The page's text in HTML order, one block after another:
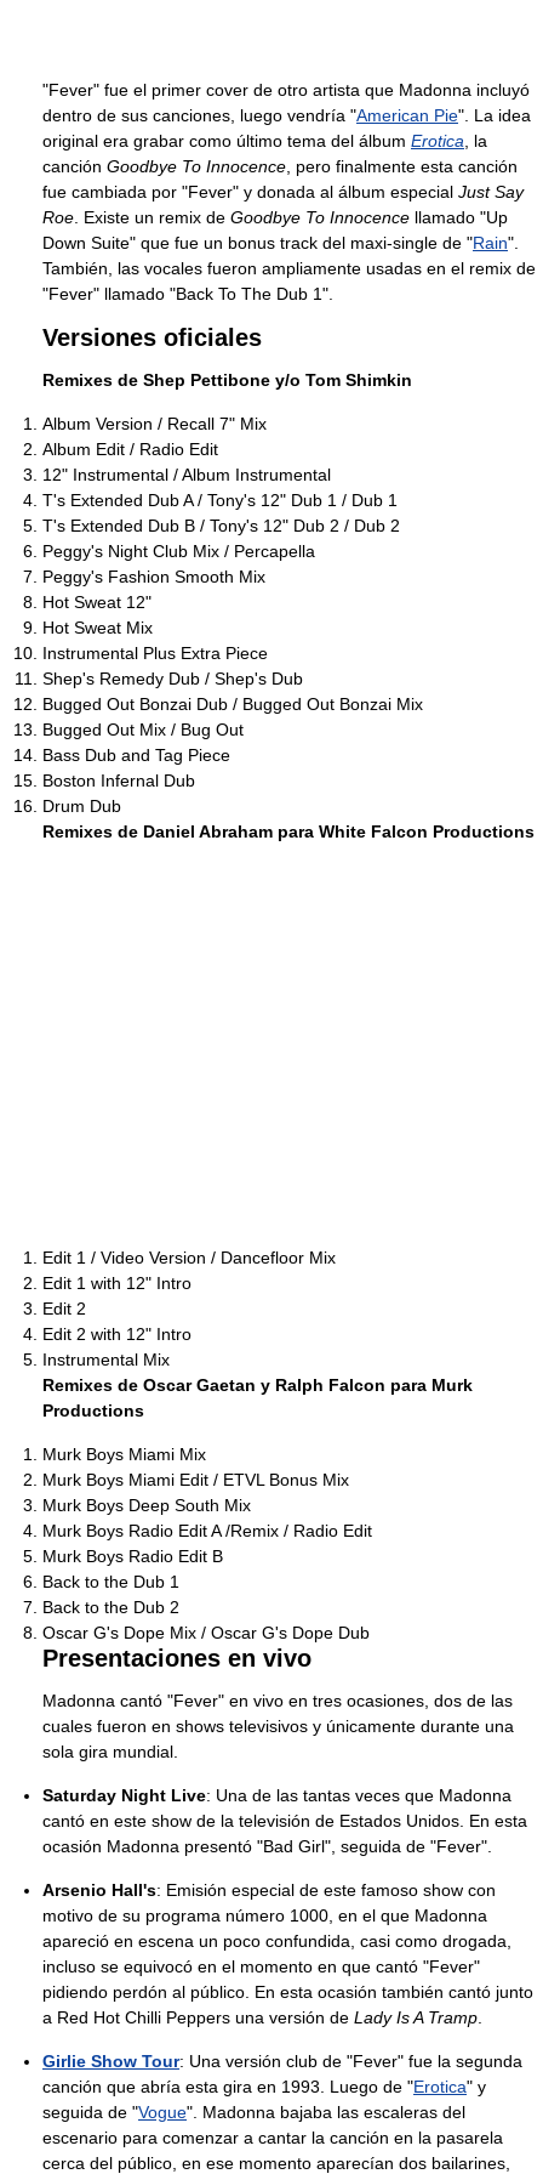
"Fever" fue el primer cover de otro artista que Madonna incluyó
dentro de sus canciones, luego vendría "American Pie". La idea
original era grabar como último tema del álbum Erotica , la
canción Goodbye To Innocence , pero finalmente esta canción
fue cambiada por "Fever" y donada al álbum especial Just Say
Roe . Existe un remix de Goodbye To Innocence llamado "Up
Down Suite" que fue un bonus track del maxi-single de "Rain".
También, las vocales fueron ampliamente usadas en el remix de
"Fever" llamado "Back To The Dub 1".
Versiones oficiales
Remixes de Shep Pettibone y/o Tom Shimkin
Album Version / Recall 7" Mix
Album Edit / Radio Edit
12" Instrumental / Album Instrumental
T's Extended Dub A / Tony's 12" Dub 1 / Dub 1
T's Extended Dub B / Tony's 12" Dub 2 / Dub 2
Peggy's Night Club Mix / Percapella
Peggy's Fashion Smooth Mix
Hot Sweat 12"
Hot Sweat Mix
Instrumental Plus Extra Piece
Shep's Remedy Dub / Shep's Dub
Bugged Out Bonzai Dub / Bugged Out Bonzai Mix
Bugged Out Mix / Bug Out
Bass Dub and Tag Piece
Boston Infernal Dub
Drum Dub
Remixes de Daniel Abraham para White Falcon Productions
Edit 1 / Video Version / Dancefloor Mix
Edit 1 with 12" Intro
Edit 2
Edit 2 with 12" Intro
Instrumental Mix
Remixes de Oscar Gaetan y Ralph Falcon para Murk
Productions
Murk Boys Miami Mix
Murk Boys Miami Edit / ETVL Bonus Mix
Murk Boys Deep South Mix
Murk Boys Radio Edit A /Remix / Radio Edit
Murk Boys Radio Edit B
Back to the Dub 1
Back to the Dub 2
Oscar G's Dope Mix / Oscar G's Dope Dub
Presentaciones en vivo
Madonna cantó "Fever" en vivo en tres ocasiones, dos de las
cuales fueron en shows televisivos y únicamente durante una
sola gira mundial.
Saturday Night Live: Una de las tantas veces que Madonna
cantó en este show de la televisión de Estados Unidos. En esta
ocasión Madonna presentó "Bad Girl", seguida de "Fever".
Arsenio Hall's: Emisión especial de este famoso show con
motivo de su programa número 1000, en el que Madonna
apareció en escena un poco confundida, casi como drogada,
incluso se equivocó en el momento en que cantó "Fever"
pidiendo perdón al público. En esta ocasión también cantó junto
a Red Hot Chilli Peppers una versión de Lady Is A Tramp
Girlie Show Tour: Una versión club de "Fever" fue la segunda
canción que abría esta gira en 1993. Luego de "Erotica" y
seguida de "Vogue". Madonna bajaba las escaleras del
escenario para comenzar a cantar la canción en la pasarela
cerca del público, en ese momento aparecían dos bailarines,